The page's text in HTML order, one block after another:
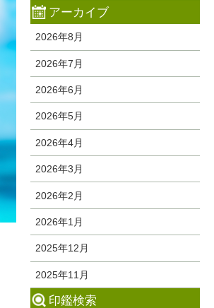
アーカイブ
2026年8月
2026年7月
2026年6月
2026年5月
2026年4月
2026年3月
2026年2月
2026年1月
2025年12月
2025年11月
印鑑検索